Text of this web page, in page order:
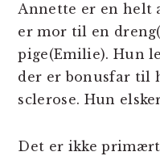
Annette er en helt
er mor til en
pige(Emilie). Hun
der er bonusfar til
sclerose. Hun
Det er ikke